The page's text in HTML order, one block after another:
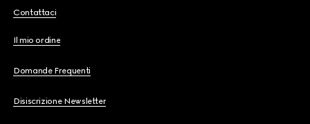
Contattaci
Il mio ordine
Domande Frequenti
Disiscrizione Newsletter